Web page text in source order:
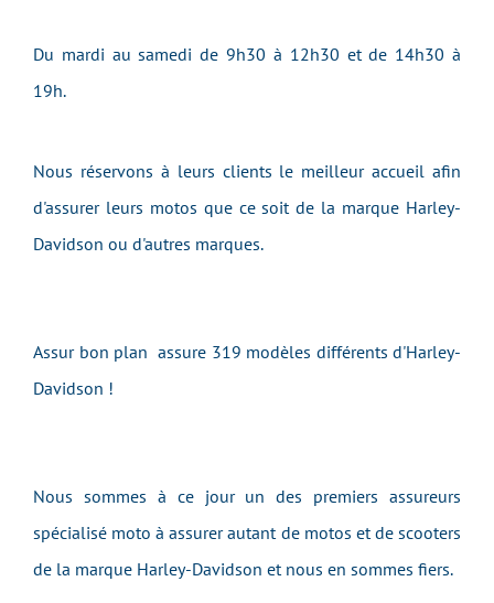
Du mardi au samedi de 9h30 à 12h30 et de 14h30 à
19h.
Nous réservons à leurs clients le meilleur accueil afin
d'assurer leurs motos que ce soit de la marque Harley-
Davidson ou d'autres marques.
Assur bon plan assure 319 modèles différents d'Harley-
Davidson !
Nous sommes à ce jour un des premiers assureurs
spécialisé moto à assurer autant de motos et de scooters
de la marque Harley-Davidson et nous en sommes fiers.